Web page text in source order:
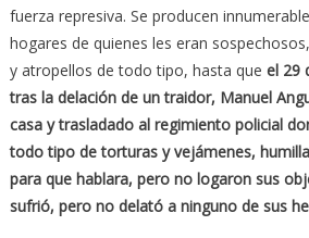
fuerza represiva. Se producen
hogares de quienes les eran
y atropellos de todo tipo, hasta que el 29
tras la delación de un traidor, Manuel
casa y trasladado al regimiento policial
todo tipo de torturas y vejámenes,
para que hablara, pero no logaron sus
sufrió, pero no delató a ninguno de sus